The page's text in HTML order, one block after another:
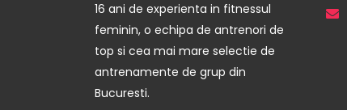
16 ani de experienta in fitnessul
feminin, o echipa de antrenori de
top si cea mai mare selectie de
antrenamente de grup din
Bucuresti.